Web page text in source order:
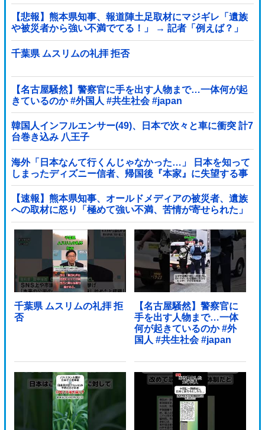
る」記者「具体的には？」→
【悲報】熊本県知事、報道陣土足取材にマジギレ「遺族
や被災者から強い不満でてる！」 → 記者「例えば？」
→ 知事、怒り通り越して呆れてしまう …...
千葉県 ムスリムの礼拝 拒否
【名古屋騒然】警察官に手を出す人物まで…一体何が起
きているのか #外国人 #共生社会 #japan
韓国人インフルエンサー(49)、日本で次々と車に衝突 計7
台巻き込み 八王子
海外「日本なんて行くんじゃなかった…」 日本を知って
しまったディズニー信者、帰国後『本家』に失望する事
態に
【速報】熊本県知事、オールドメディアの被災者、遺族
への取材に怒り「極めて強い不満、苦情が寄せられた」
他
千葉県 ムスリムの礼拝 拒
否
【名古屋騒然】警察官に
手を出す人物まで…一体
何が起きているのか #外
国人 #共生社会 #japan